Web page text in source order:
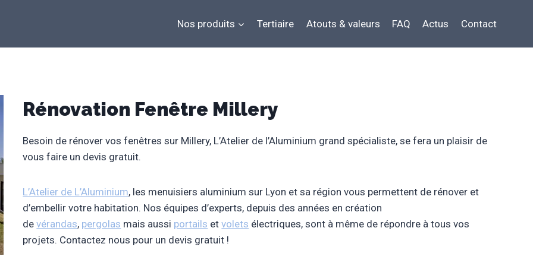
Nos produits Tertiaire Atouts & valeurs FAQ Actus Contact
Rénovation Fenêtre Millery
Besoin de rénover vos fenêtres sur Millery, L’Atelier de l’Aluminium grand spécialiste, se fera un plaisir de
vous faire un devis gratuit.
L’Atelier de L’Aluminium, les menuisiers aluminium sur Lyon et sa région vous permettent de rénover et
d’embellir votre habitation. Nos équipes d’experts, depuis des années en création
devérandas, pergolas mais aussi portails etvolets électriques, sont à même de répondre à tous vos
projets. Contactez nous pour un devis gratuit !